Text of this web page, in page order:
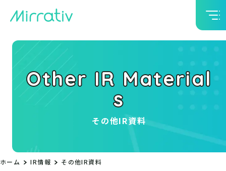
Other IR Material
s
その他IR資料
ホーム IR情報 その他IR資料